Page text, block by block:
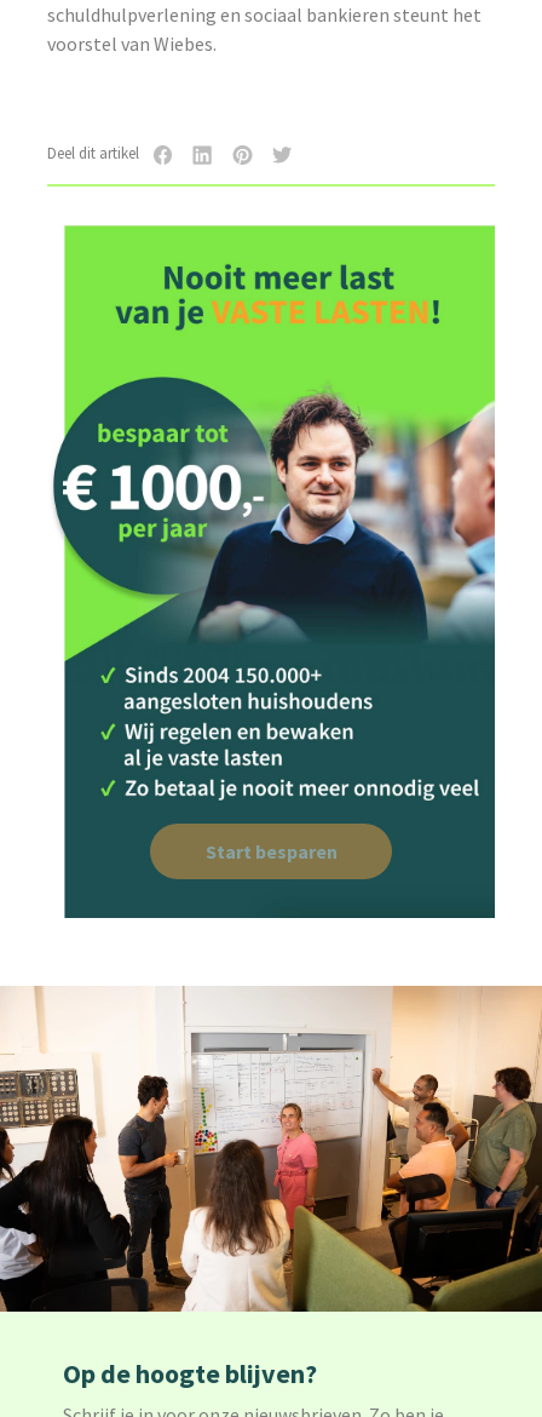
schuldhulpverlening en sociaal bankieren steunt het
voorstel van Wiebes.
Deel dit artikel
Start besparen
Op de hoogte blijven?